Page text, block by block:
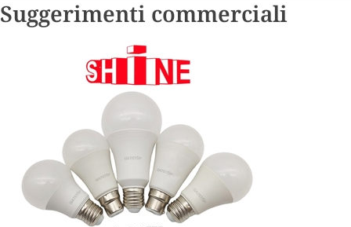
Suggerimenti commerciali